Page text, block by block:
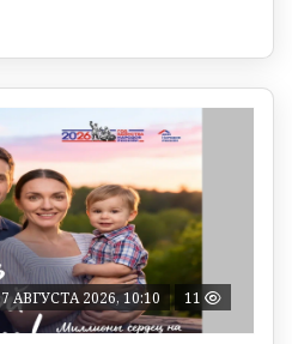
7 АВГУСТА 2026, 10:10 11